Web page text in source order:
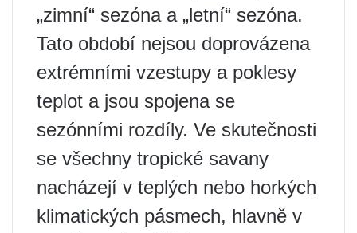
„zimní“ sezóna a „letní“ sezóna.
Tato období nejsou doprovázena
extrémními vzestupy a poklesy
teplot a jsou spojena se
sezónními rozdíly. Ve skutečnosti
se všechny tropické savany
nacházejí v teplých nebo horkých
klimatických pásmech, hlavně v